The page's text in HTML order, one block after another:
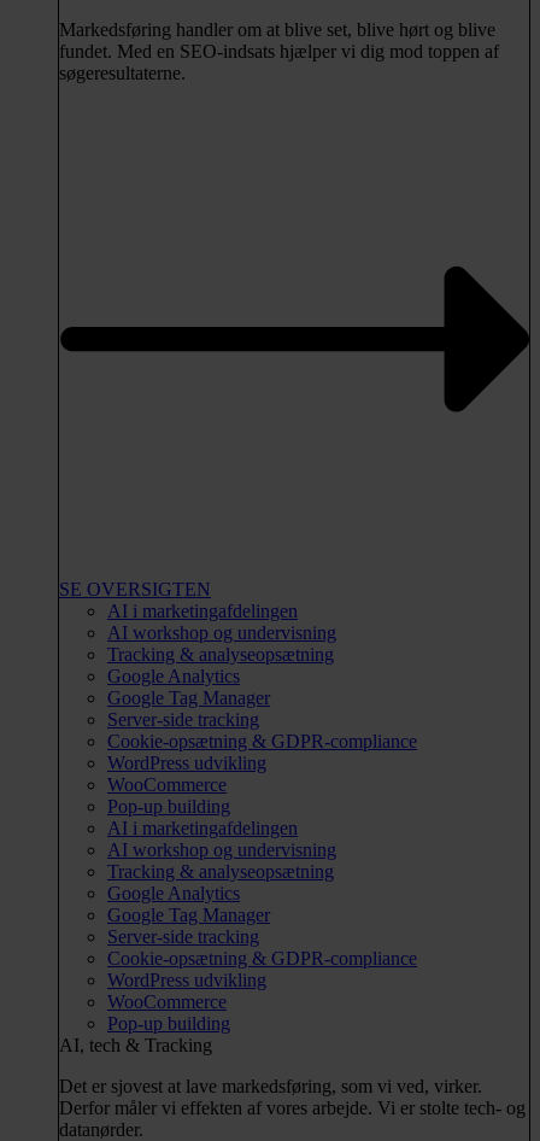
Markedsføring handler om at blive set, blive hørt og blive
fundet. Med en SEO-indsats hjælper vi dig mod toppen af
søgeresultaterne.
SE OVERSIGTEN
AI i marketingafdelingen
AI workshop og undervisning
Tracking & analyseopsætning
Google Analytics
Google Tag Manager
Server-side tracking
Cookie-opsætning & GDPR-compliance
WordPress udvikling
WooCommerce
Pop-up building
AI i marketingafdelingen
AI workshop og undervisning
Tracking & analyseopsætning
Google Analytics
Google Tag Manager
Server-side tracking
Cookie-opsætning & GDPR-compliance
WordPress udvikling
WooCommerce
Pop-up building
AI, tech & Tracking
Det er sjovest at lave markedsføring, som vi ved, virker.
Derfor måler vi effekten af vores arbejde. Vi er stolte tech- og
datanørder.